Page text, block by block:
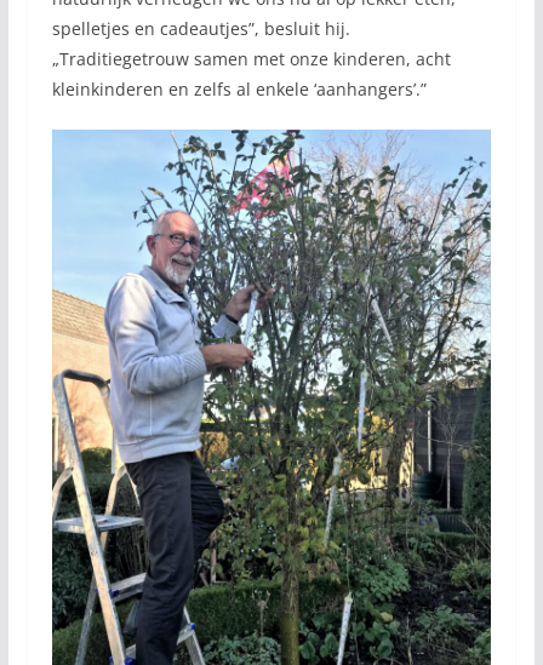
spelletjes en cadeautjes”, besluit hij.
„Traditiegetrouw samen met onze kinderen, acht
kleinkinderen en zelfs al enkele ‘aanhangers’.”